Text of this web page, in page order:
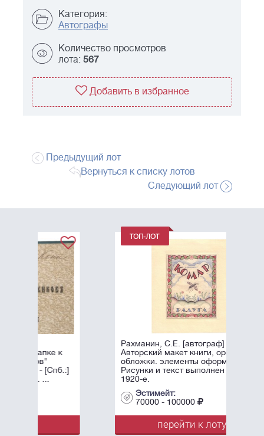
Категория:
Автографы
Количество просмотров
лота: 567
Добавить в избранное
Предыдущий лот
Вернуться к списку лотов
Следующий лот
Рахманин, С.Е. [автограф] Комар.
Авторский макет книги, оригинал
обложки. элементы оформления.
Рисунки и текст выполнен вручную.
70000 - 100000
перейти к лоту